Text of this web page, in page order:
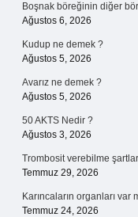
Boşnak böreğinin diğer
Ağustos 6, 2026
Kudup ne demek ?
Ağustos 5, 2026
Avarız ne demek ?
Ağustos 5, 2026
50 AKTS Nedir ?
Ağustos 3, 2026
Trombosit verebilme
Temmuz 29, 2026
Karıncaların organları var
Temmuz 24, 2026